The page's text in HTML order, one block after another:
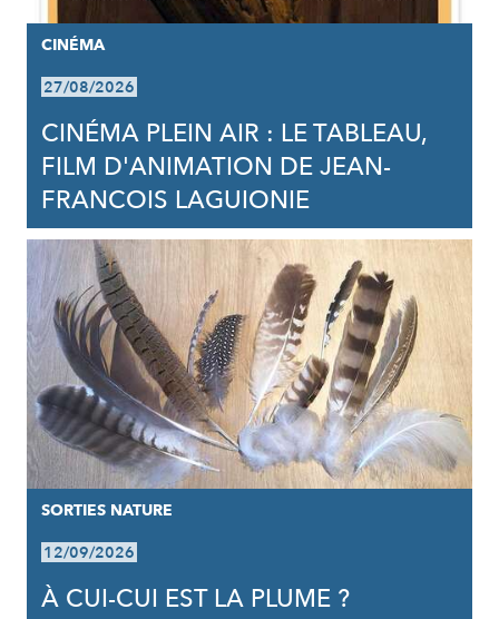
CINÉMA
27/08/2026
CINÉMA PLEIN AIR : LE TABLEAU,
FILM D'ANIMATION DE JEAN-
FRANCOIS LAGUIONIE
SORTIES NATURE
12/09/2026
À CUI-CUI EST LA PLUME ?